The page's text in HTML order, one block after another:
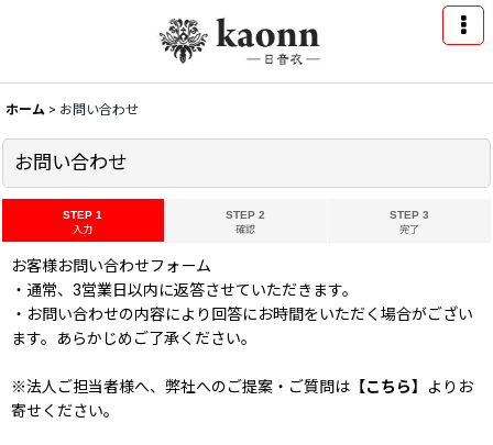
ホーム > お問い合わせ
お問い合わせ
STEP 1
入力
STEP 2
確認
STEP 3
完了
お客様お問い合わせフォーム
・通常、3営業日以内に返答させていただきます。
・お問い合わせの内容により回答にお時間をいただく場合がござい
ます。あらかじめご了承ください。
※法人ご担当者様へ、弊社へのご提案・ご質問は 【こちら】
よりお
寄せください。